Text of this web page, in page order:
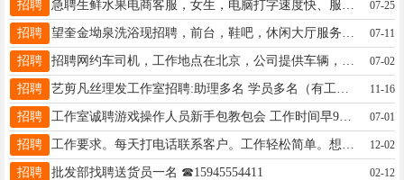
招聘 07-25
招聘 07-11
招聘 07-02
招聘 11-16
招聘 工作室诚聘游戏操作人员新手包教包会 工作时间早9晚9非兼职长期稳定 工资:3000_10000底薪+提成(无封顶)多劳多得 短期工勿扰 16629617700 干就完了 07-01
招聘 12-02
招聘 批发部找聘送货员一名 ☎15945554411 02-12